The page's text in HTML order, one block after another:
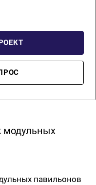
модульных
павильонов